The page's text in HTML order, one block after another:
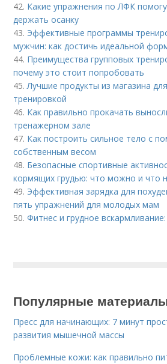
42. Какие упражнения по ЛФК
держать осанку
43. Эффективные программы
мужчин: как достичь идеальной
44. Преимущества групповых
почему это стоит попробовать
45.Лучшие продукты из магазина
тренировкой
46. Как правильно прокачать
тренажерном зале
47. Как построить сильное тело с
собственным весом
48. Безопасные спортивные
кормящих грудью: что можно и что
49. Эффективная зарядка для
пять упражнений для молодых мам
50.Фитнес и грудное
Популярные
Пресс для начинающих: 7 минут
развития мышечной массы
Проблемные кожи: как правильно